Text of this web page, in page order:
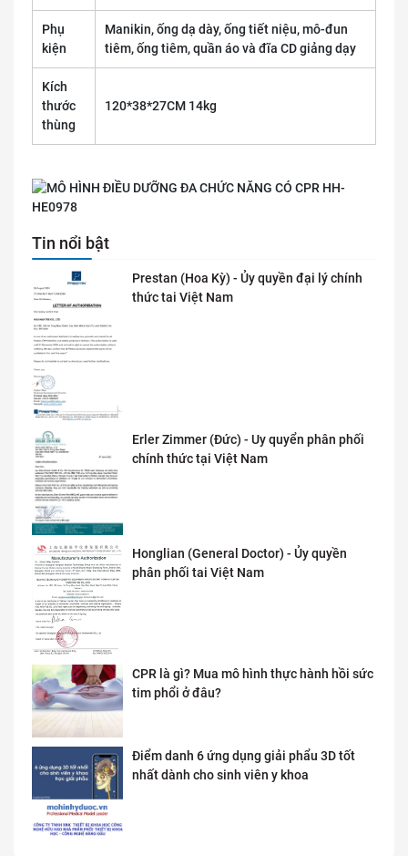
Phụ
kiện
Manikin, ống dạ dày, ống tiết niệu, mô-đun
tiêm, ống tiêm, quần áo và đĩa CD giảng dạy
Kích
thước
thùng
120*38*27CM 14kg
Tin nổi bật
Prestan (Hoa Kỳ) - Ủy quyền đại lý chính
thức tai Việt Nam
Erler Zimmer (Đức) - Uy quyển phân phối
chính thức tại Việt Nam
Honglian (General Doctor) - Ủy quyền
phân phối tai Việt Nam
CPR là gì? Mua mô hình thực hành hồi sức
tim phổi ở đâu?
Điểm danh 6 ứng dụng giải phẩu 3D tốt
nhất dành cho sinh viên y khoa